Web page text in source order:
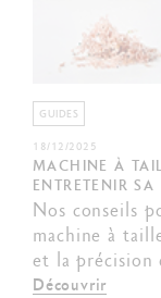
GUIDES
18/12/2025
MACHINE À
ENTRETENIR SA
Nos conseils
machine à
et la précision
Découvrir